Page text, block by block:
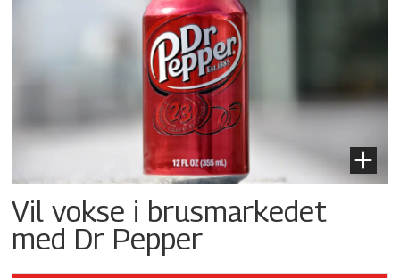
Vil vokse i brusmarkedet
med Dr Pepper